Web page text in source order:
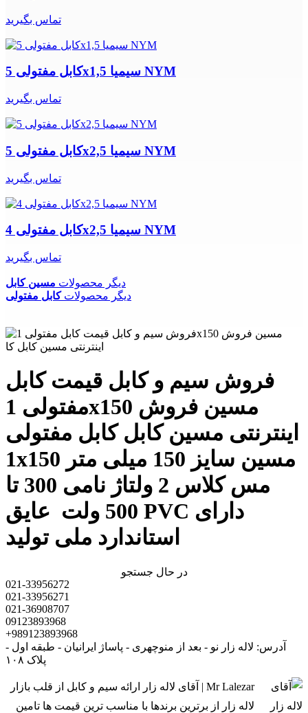
تماس بگیرید
کابل مفتولی 5x1,5 سیمیا NYM
تماس بگیرید
کابل مفتولی 5x2,5 سیمیا NYM
تماس بگیرید
کابل مفتولی 4x2,5 سیمیا NYM
تماس بگیرید
دیگر محصولات مسین کابل
دیگر محصولاتکابل مفتولی
فروش سیم و کابل قیمت کابل
مفتولی 1x150 مسین فروش
اینترنتی مسین کابل کابل مفتولی
1x150 مسین سایز 150 میلی متر
مس کلاس 2 ولتاژ نامی 300 تا
500 ولت عایق PVC دارای
استاندارد ملی تولید
در حال جستجو
021-33956272
021-33956271
021-36908707
09123893968
+989123893968
آدرس: لاله زار نو - بعد از منوچهری - پاساژ ایرانیان - طبقه اول -
پلاک ۱۰۸
Mr Lalezar | آقای لاله زار ارائه سیم و کابل از قلب بازار
لاله زار از برترین برندها با مناسب ترین قیمت ها تامین